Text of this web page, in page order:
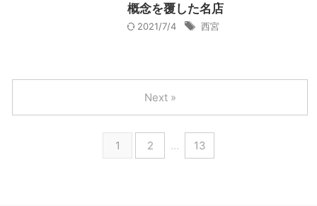
概念を覆した名店
2021/7/4 西宮
1 2 … 13
Next »